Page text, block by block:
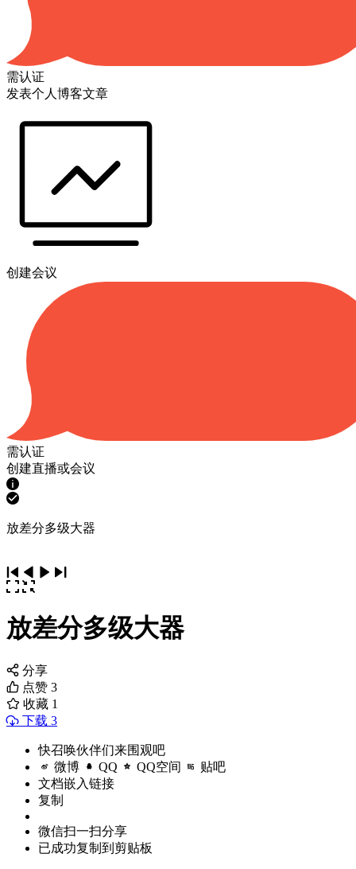
需认证
发表个人博客文章
创建会议
需认证
创建直播或会议
放差分多级大器
放差分多级大器
分享
点赞 3
收藏 1
下载 3
快召唤伙伴们来围观吧
微博 QQ QQ空间 贴吧
文档嵌入链接
复制
微信扫一扫分享
已成功复制到剪贴板